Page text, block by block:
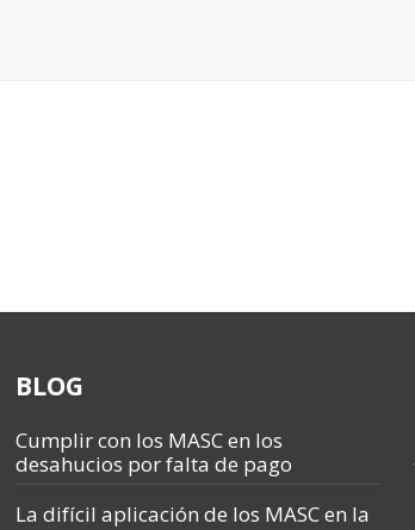
BLOG
Cumplir con los MASC en los
desahucios por falta de pago
La difícil aplicación de los MASC en la